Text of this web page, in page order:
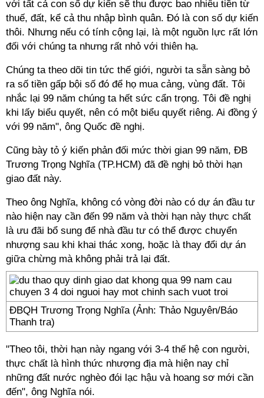
với tất cả con số dự kiến sẽ thu được bao nhiêu tiền từ
thuế, đất, kể cả thu nhập bình quân. Đó là con số dự kiến
thôi. Nhưng nếu có tính cộng lại, là một nguồn lực rất lớn
đối với chúng ta nhưng rất nhỏ với thiên hạ.
Chúng ta theo dõi tin tức thế giới, người ta sẵn sàng bỏ
ra số tiền gấp bội số đó để họ mua cảng, vùng đất. Tôi
nhắc lại 99 năm chúng ta hết sức cẩn trọng. Tôi đề nghị
khi lấy biểu quyết, nên có một biểu quyết riêng. Ai đồng ý
với 99 năm", ông Quốc đề nghị.
Cũng bày tỏ ý kiến phản đối mức thời gian 99 năm, ĐB
Trương Trọng Nghĩa (TP.HCM) đã đề nghị bỏ thời hạn
giao đất này.
Theo ông Nghĩa, không có vòng đời nào có dự án đầu tư
nào hiện nay cần đến 99 năm và thời hạn này thực chất
là ưu đãi bổ sung để nhà đầu tư có thể được chuyển
nhượng sau khi khai thác xong, hoặc là thay đổi dự án
giữa chừng mà không phải trả lại đất.
ĐBQH Trương Trọng Nghĩa (Ảnh: Thảo Nguyên/Báo
Thanh tra)
"Theo tôi, thời hạn này ngang với 3-4 thế hệ con người,
thực chất là hình thức nhượng địa mà hiện nay chỉ
những đất nước nghèo đói lạc hậu và hoang sơ mới cần
đến", ông Nghĩa nói.